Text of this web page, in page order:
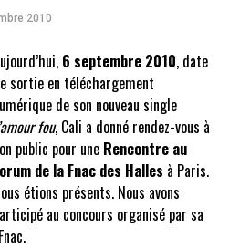
2010
6 septembre 2010, date
sortie en téléchargement
de son nouveau single
fou, Cali a donné rendez-vous à
public pour une Rencontre au
de la Fnac des Halles à Paris.
étions présents. Nous avons
au concours organisé par sa